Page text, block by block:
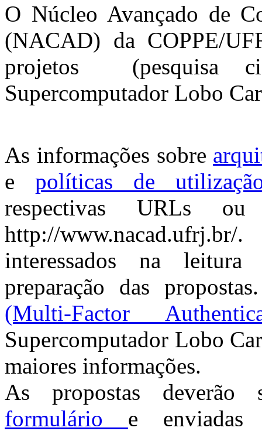
O Núcleo Avançado de
(NACAD) da COPPE/
projetos (pesquisa
Supercomputador Lobo
As informações sobre
epolíticas de
respectivas URLs
http://
interessados na leitura
preparação das
(Multi-Factor
Supercomputador Lobo
maiores informações.
As propostas deverão
formulário
e enviadas